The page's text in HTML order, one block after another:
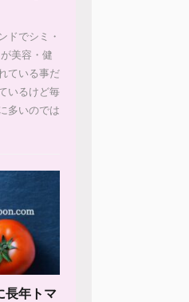
ドでシミ・
美容・健
ている事だ
いるけど毎
多いのでは
長年トマ